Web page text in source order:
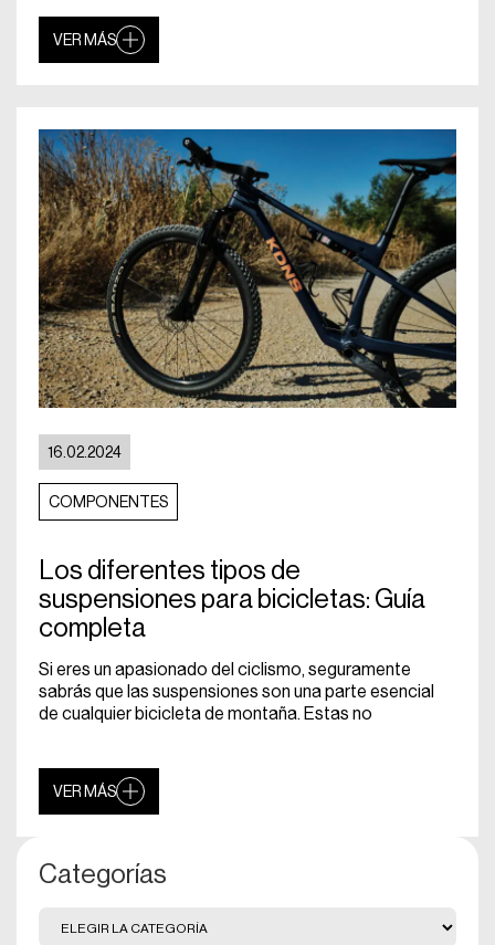
VER MÁS
16.02.2024
COMPONENTES
Los diferentes tipos de
suspensiones para bicicletas: Guía
completa
Si eres un apasionado del ciclismo, seguramente
sabrás que las suspensiones son una parte esencial
de cualquier bicicleta de montaña. Estas no
VER MÁS
Categorías